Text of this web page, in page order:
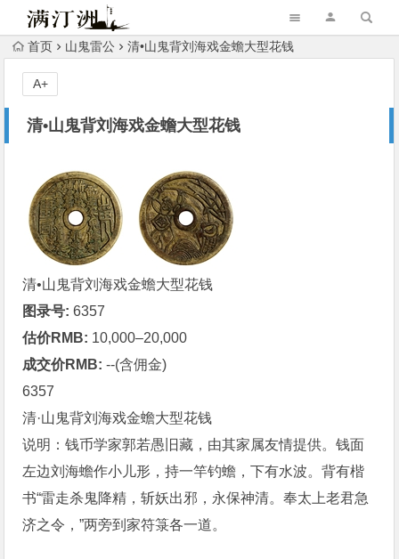
首页 山鬼雷公 清•山鬼背刘海戏金蟾大型花钱
清•山鬼背刘海戏金蟾大型花钱
A+
清•山鬼背刘海戏金蟾大型花钱
图录号: 6357
估价RMB: 10,000–20,000
成交价RMB: --(含佣金)
6357
清·山鬼背刘海戏金蟾大型花钱
说明：钱币学家郭若愚旧藏，由其家属友情提供。钱面
左边刘海蟾作小儿形，持一竿钓蟾，下有水波。背有楷
书“雷走杀鬼降精，斩妖出邪，永保神清。奉太上老君急
济之令，”两旁到家符箓各一道。